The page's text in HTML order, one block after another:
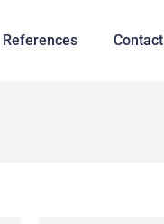
References Contact